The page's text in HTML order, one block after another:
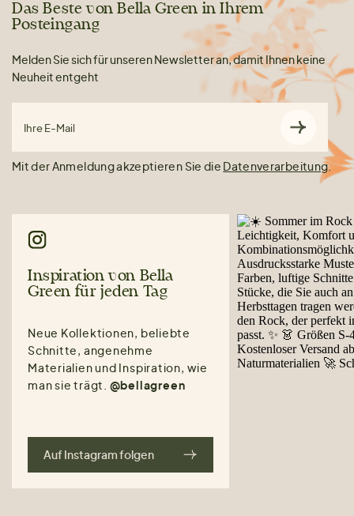
Das Beste von Bella Green in Ihrem
Posteingang
Melden Sie sich für unseren Newsletter an, damit Ihnen keine
Neuheit entgeht
Ihre E-Mail
Mit der Anmeldung akzeptieren Sie die Datenverarbeitung.
Inspiration von Bella
Green für jeden Tag
Neue Kollektionen, beliebte
Schnitte, angenehme
Materialien und Inspiration, wie
man sie trägt. @bellagreen
Auf Instagram folgen